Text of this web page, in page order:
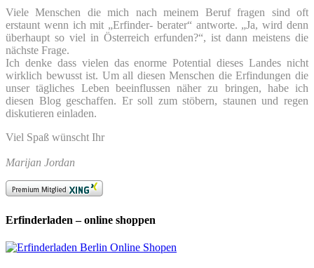
Viele Menschen die mich nach meinem Beruf fragen sind oft
erstaunt wenn ich mit „Erfinder- berater“ antworte. „Ja, wird denn
überhaupt so viel in Österreich erfunden?“, ist dann meistens die
nächste Frage.
Ich denke dass vielen das enorme Potential dieses Landes nicht
wirklich bewusst ist. Um all diesen Menschen die Erfindungen die
unser tägliches Leben beeinflussen näher zu bringen, habe ich
diesen Blog geschaffen. Er soll zum stöbern, staunen und regen
diskutieren einladen.
Viel Spaß wünscht Ihr
Marijan Jordan
Erfinderladen – online shoppen